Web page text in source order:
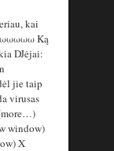
kai
ωωωωω Ką
DJėjai:
jie taip
virusas
window)
X